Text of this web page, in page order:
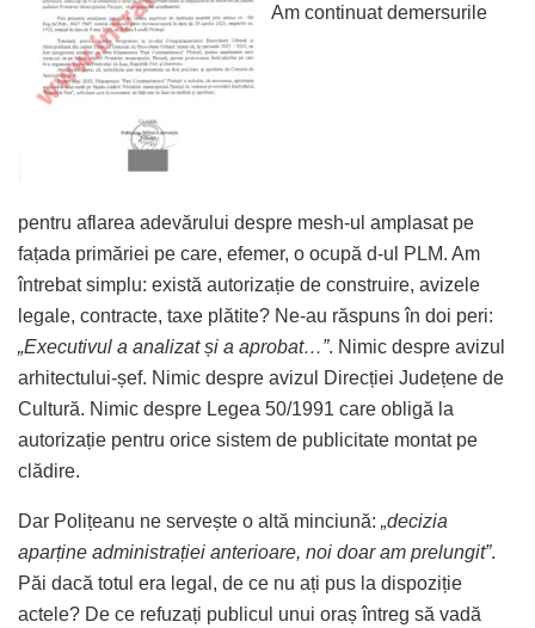
Am continuat demersurile
pentru aflarea adevărului despre mesh-ul amplasat pe
fațada primăriei pe care, efemer, o ocupă d-ul PLM. Am
întrebat simplu: există autorizație de construire, avizele
legale, contracte, taxe plătite? Ne-au răspuns în doi peri:
„Executivul a analizat și a aprobat…”. Nimic despre avizul
arhitectului-șef. Nimic despre avizul Direcției Județene de
Cultură. Nimic despre Legea 50/1991 care obligă la
autorizație pentru orice sistem de publicitate montat pe
clădire.
Dar Polițeanu ne servește o altă minciună: „decizia
aparține administrației anterioare, noi doar am prelungit”.
Păi dacă totul era legal, de ce nu ați pus la dispoziție
actele? De ce refuzați publicul unui oraș întreg să vadă